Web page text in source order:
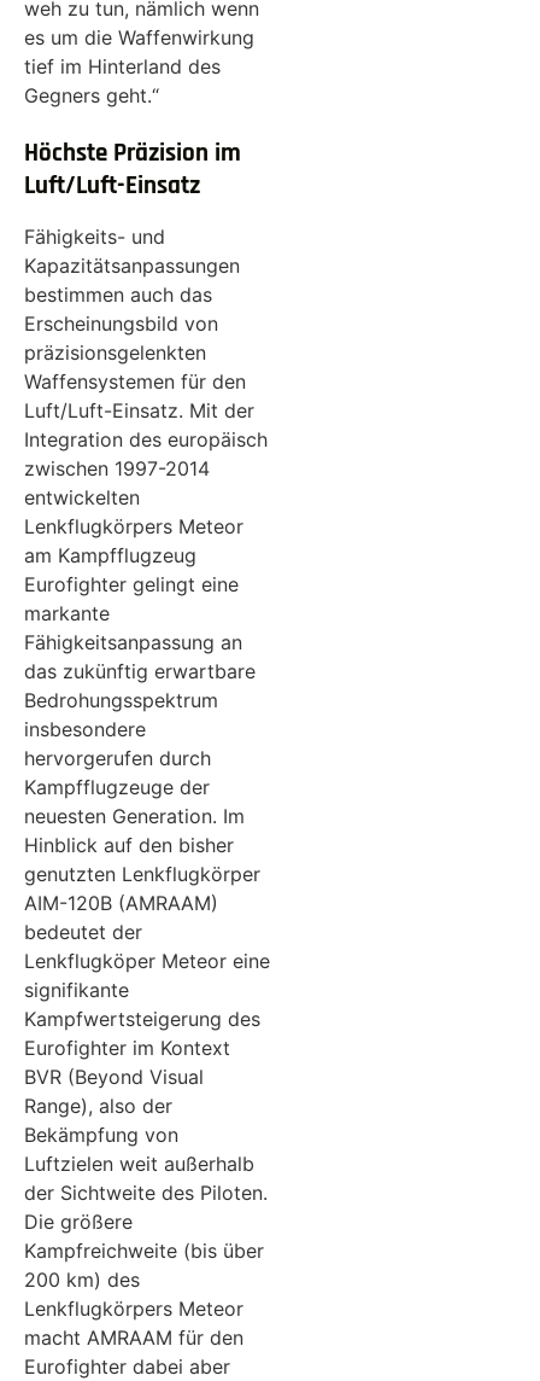
weh zu tun, nämlich wenn
es um die Waffenwirkung
tief im Hinterland des
Gegners geht.“
Höchste Präzision im
Luft/Luft-Einsatz
Fähigkeits- und
Kapazitätsanpassungen
bestimmen auch das
Erscheinungsbild von
präzisionsgelenkten
Waffensystemen für den
Luft/Luft-Einsatz. Mit der
Integration des europäisch
zwischen 1997-2014
entwickelten
Lenkflugkörpers Meteor
am Kampfflugzeug
Eurofighter gelingt eine
markante
Fähigkeitsanpassung an
das zukünftig erwartbare
Bedrohungsspektrum
insbesondere
hervorgerufen durch
Kampfflugzeuge der
neuesten Generation. Im
Hinblick auf den bisher
genutzten Lenkflugkörper
AIM-120B (AMRAAM)
bedeutet der
Lenkflugköper Meteor eine
signifikante
Kampfwertsteigerung des
Eurofighter im Kontext
BVR (Beyond Visual
Range), also der
Bekämpfung von
Luftzielen weit außerhalb
der Sichtweite des Piloten.
Die größere
Kampfreichweite (bis über
200 km) des
Lenkflugkörpers Meteor
macht AMRAAM für den
Eurofighter dabei aber